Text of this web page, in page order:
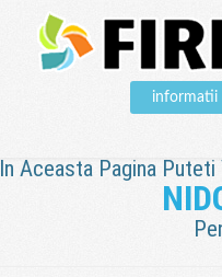
informatii
In Aceasta Pagina